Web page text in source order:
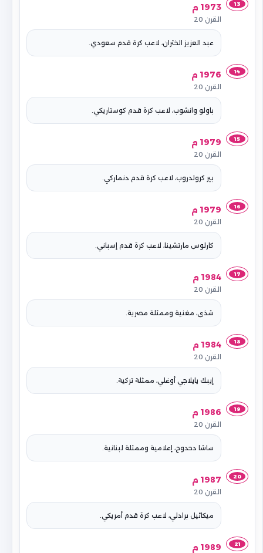
13 1973 م
القرن 20
عبد العزيز الخثران، لاعب كرة قدم سعودي.
14 1976 م
القرن 20
باولو وانشوب، لاعب كرة قدم كوستاريكي.
15 1979 م
القرن 20
بير كرولدروب، لاعب كرة قدم دنماركي.
16 1979 م
القرن 20
كارلوس مارتشينا، لاعب كرة قدم إسباني.
17 1984 م
القرن 20
شذى، مغنية وممثلة مصرية.
18 1984 م
القرن 20
إيبك يايلاجي أوغلي، ممثلة تركية.
19 1986 م
القرن 20
ساشا دحدوح، إعلامية وممثلة لبنانية.
20 1987 م
القرن 20
ميكائيل برادلي، لاعب كرة قدم أمريكي.
21 1989 م